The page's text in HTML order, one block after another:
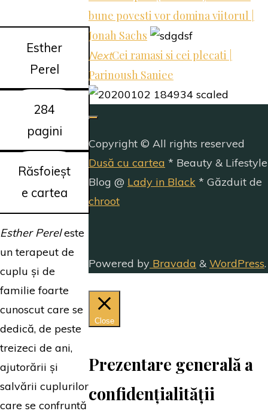
Esther
Perel
284
pagini
Răsfoieșt
e cartea
Esther Pereleste
un terapeut de
cuplu și de
familie foarte
cunoscut care se
dedică, de peste
treizeci de ani,
ajutorării și
salvării cuplurilor
care se confruntă
bune povesti vor domina viitorul |
Jonah Sachs
NextCei ramasi si cei plecati |
Parinoush Saniee
Copyright © All rights reserved
Dusă cu cartea * Beauty & Lifestyle
Blog @ Lady in Black * Găzduit de
chroot
Powered by Bravada & WordPress.
Close
Prezentare generală a
confidențialității